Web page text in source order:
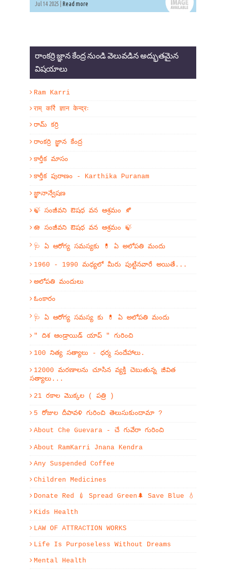
Jul 14 2025 | Read more
రాంకర్రి జ్ఞాన కేంద్ర నుండి వెలువడిన అద్భుతమైన
విషయాలు
Ram Karri
राम् कर्रि ज्ञान केन्द्रः
రామ్ కర్రి
రాంకర్రి జ్ఞాన కేంద్ర
కార్తీక మాసం
కార్తీక పురాణం - Karthika Puranam
జ్ఞానాన్వేషణ
🍃 సంజీవని ఔషధ వన ఆశ్రమం 🍂
🪷 సంజీవని ఔషధ వన ఆశ్రమం 🍃
🩺 ఏ ఆరోగ్య సమస్యకు 💊 ఏ అలోపతి మందు
1960 - 1990 మధ్యలో మీరు పుట్టినవారే అయితే...
అలోపతి మందులు
ఓంకారం
🩺 ఏ ఆరోగ్య సమస్య కు 💊 ఏ అలోపతి మందు
" దిశ ఆండ్రాయిడ్ యాప్ " గురించి
100 నిత్య సత్యాలు - ధర్మ సందేహాలు.
12000 మరణాలను చూసిన వ్యక్తి చెబుతున్న జీవిత
సత్యాలు...
21 రకాల మొక్కల ( పత్రి )
5 రోజుల దీపావళి గురించి తెలుసుకుందామా ?
About Che Guevara - చే గువేరా గురించి
About RamKarri Jnana Kendra
Any Suspended Coffee
Children Medicines
Donate Red 💉 Spread Green🌲 Save Blue 💧
Kids Health
LAW OF ATTRACTION WORKS
Life Is Purposeless Without Dreams
Mental Health